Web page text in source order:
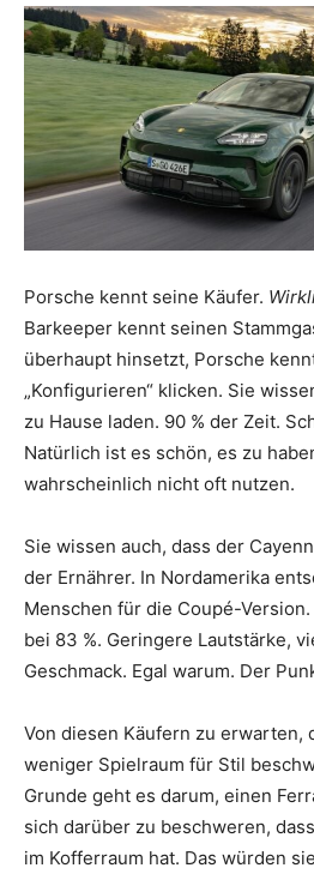
Porsche kennt seine Käufer.
Barkeeper kennt seinen
überhaupt hinsetzt, Porsche
„Konfigurieren“ klicken. Sie
zu Hause laden. 90 % der Zeit.
Natürlich ist es schön, es zu
wahrscheinlich nicht oft nutzen.
Sie wissen auch, dass der
der Ernährer. In Nordamerika
Menschen für die Coupé-
bei 83 %. Geringere Lautstärke,
Geschmack. Egal warum. Der
Von diesen Käufern zu erwarten,
weniger Spielraum für Stil
Grunde geht es darum, einen
sich darüber zu beschweren,
im Kofferraum hat. Das würden